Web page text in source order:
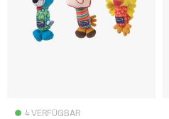
4 VERFÜGBAR